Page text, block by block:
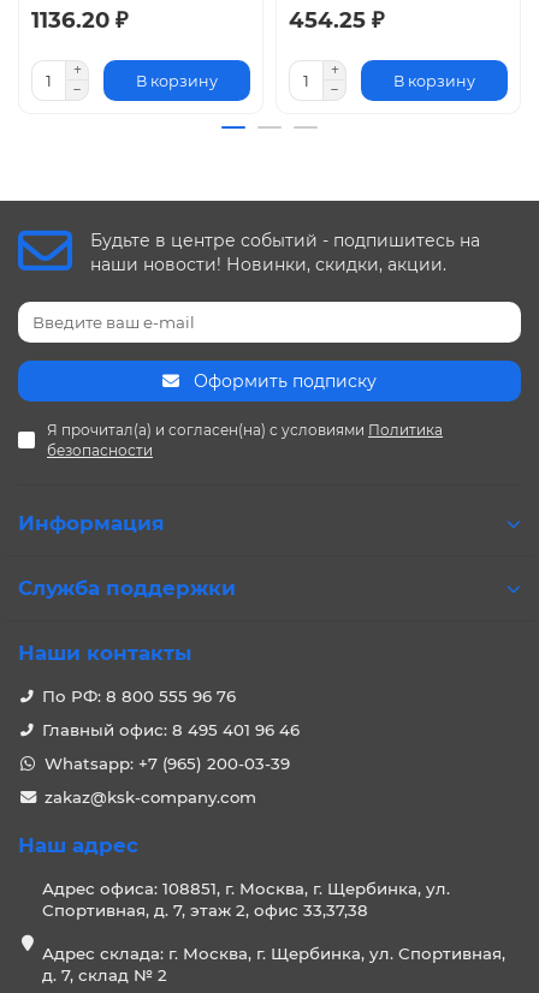
1136.20 ₽
В корзину
454.25 ₽
В корзину
Будьте в центре событий - подпишитесь на
наши новости! Новинки, скидки, акции.
Оформить подписку
Я прочитал(а) и согласен(на) с условиями Политика
безопасности
Информация
Служба поддержки
Наши контакты
По РФ: 8 800 555 96 76
Главный офис: 8 495 401 96 46
Whatsapp: +7 (965) 200-03-39
zakaz@ksk-company.com
Наш адрес
Адрес офиса: 108851, г. Москва, г. Щербинка, ул.
Спортивная, д. 7, этаж 2, офис 33,37,38
Адрес склада: г. Москва, г. Щербинка, ул. Спортивная,
д. 7, склад № 2